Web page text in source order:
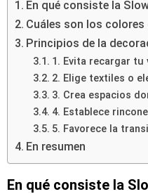
En qué consiste la
Cuáles son los
Principios de la
1. Evita recargar tu
2. Elige textiles o
3. Crea espacios
4. Establece
5. Favorece la
En resumen
En qué consiste la